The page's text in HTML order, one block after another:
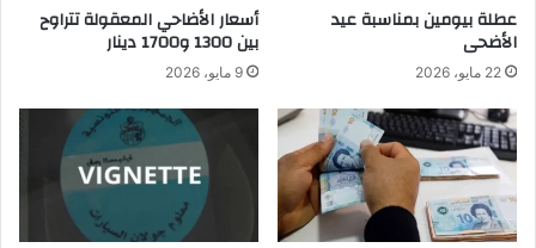
عطلة بيومين بمناسبة عيد
الأضحى
22 مايو، 2026
أسعار الأضاحي المعقولة تتراوح
بين 1300 و1700 دينار
9 مايو، 2026